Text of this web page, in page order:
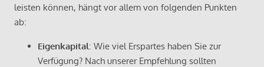
leisten können, hängt vor allem von folgenden Punkten
ab:
Eigenkapital: Wie viel Erspartes haben Sie zur
Verfügung? Nach unserer Empfehlung sollten